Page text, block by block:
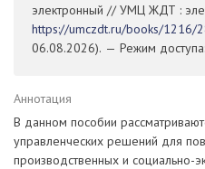
электронный // УМЦ ЖДТ :
https://umczdt.ru/books/1216/
06.08.2026). — Режим
Аннотация
В данном пособии
управленческих решений для
производственных и социально-